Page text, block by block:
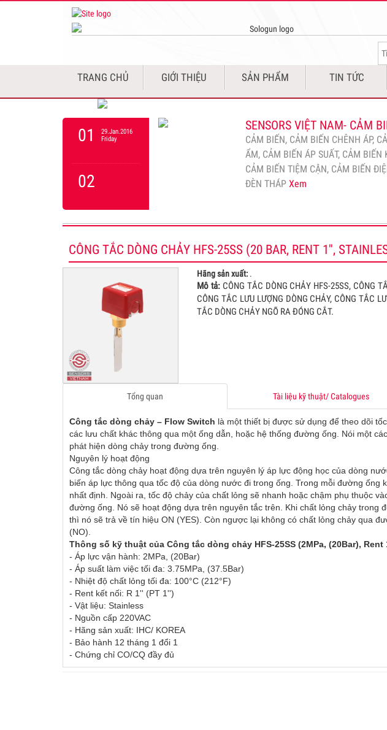
TRANG CHỦ GIỚI THIỆU SẢN PHẨM TIN TỨC
SENSORS VIỆT NAM- CUNG
Sensors Việt Nam chuyên cung
việc song song: - Hòa đồng bộ 2
4 máy phát, Hòa đồng bộ 5 máy
01
29.Jan.2016
Friday
02
SENSORS VIỆT NAM- CẢM
CẢM BIẾN, CẢM BIẾN CHÊNH ÁP,
ẨM, CẢM BIẾN ÁP SUẤT, CẢM
CẢM BIẾN TIỆM CẬN, CẢM BIẾN
ĐÈN THÁP Xem
02
27.Dec.2025
03
NTU, CẢM BIẾN ĐO ĐỘ ĐỤC CHẤT
BIẾN ĐO ĐỘ ĐỤC,CẢM BIẾN ĐO ĐỘ
01.Feb.2016
Monday
04
GIAO THỨC ETHERNET
05
TỦ ĐIỀU KHIỂN KHÍ CO
TỦ ĐIỀU KHIẾN KHÍ CO, TỦ ĐIỀU
CO, TỦ ĐIỀU KHIẾN KHÍ CARBON
05
12.Jul.2025
Saturday
06
CẢM BIẾN KHÍ CO2 GẮN
CẢM BIẾN KHÍ CO2 GẮN ỐNG GIÓ
GẮN ỐNG GIÓ, CẢM BIẾN CO2
PPM, CẢM BIẾN CO2 ỐNG GIÓ 4-
06
03.Feb.2016
Wednesday
07
CÔNG TẮC DÒNG CHẢY HFS-25SS (20 BAR, RENT 1'',
Hãng sản xuất: .
Mô tả: CÔNG TẮC DÒNG CHẢY HFS-25SS, CÔNG
CÔNG TẮC LƯU LƯỢNG DÒNG CHẢY, CÔNG TẮC
TẮC DÒNG CHẢY NGÕ RA ĐÓNG CẮT.
Tổng quan Tài liệu kỹ thuật/ Catalogues
Công tắc dòng chảy – Flow Switch là một thiết bị được sử dụng để theo dõi
các lưu chất khác thông qua một ống dẫn, hoặc hệ thống đường ống. Nói một
phát hiện dòng chảy trong đường ống.
Nguyên lý hoạt động
Công tắc dòng chảy hoạt động dựa trên nguyên lý áp lực động học của dòng
biến áp lực thông qua tốc độ của dòng nước đi trong ống. Trong mỗi đường ống
nhất định. Ngoài ra, tốc độ chảy của chất lỏng sẽ nhanh hoặc chậm phụ thuộc
đường ống. Nó sẽ hoạt động dựa trên nguyên tắc trên. Khi chất lỏng chảy trong
thì nó sẽ trả về tín hiệu ON (YES). Còn ngược lại không có chất lỏng chảy qua
(NO).
Thông số kỹ thuật của Công tắc dòng chảy HFS-25SS (2MPa, (20Bar), Rent
- Áp lực vận hành: 2MPa, (20Bar)
- Áp suất làm việc tối đa: 3.75MPa, (37.5Bar)
- Nhiệt độ chất lỏng tối đa: 100°C (212°F)
- Rent kết nối: R 1'' (PT 1'')
- Vật liệu: Stainless
- Nguồn cấp 220VAC
- Hãng sản xuất: IHC/ KOREA
- Bảo hành 12 tháng 1 đổi 1
- Chứng chỉ CO/CQ đầy đủ